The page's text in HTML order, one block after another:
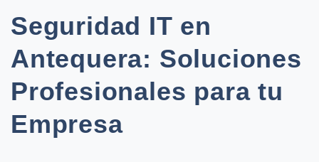
Seguridad IT en
Antequera: Soluciones
Profesionales para tu
Empresa